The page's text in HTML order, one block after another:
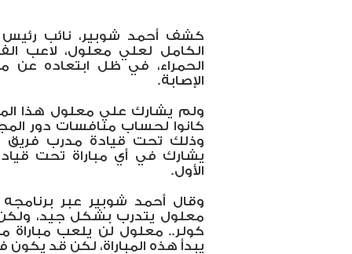
كشف أحمد شوبير، نائب رئيس
الكامل لعلي معلول، لاعب
الحمراء، في ظل ابتعاده عن
الإصابة.
كانوا لحساب منافسات دور
وذلك تحت قيادة مدرب فريق
يشارك في أي مباراة تحت
الأول.
وقال أحمد شوبير عبر
معلول يتدرب بشكل جيد،
كولر.. معلول لن يلعب مباراة
يبدأ هذه المباراة، لكن قد